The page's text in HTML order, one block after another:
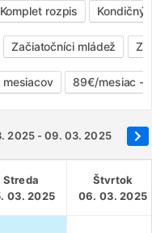
Komplet rozpis Kondičný
Začiatočníci mládež
89€/mesiac -
2025 - 09. 03. 2025
Streda
03. 2025
Štvrtok
06. 03. 2025